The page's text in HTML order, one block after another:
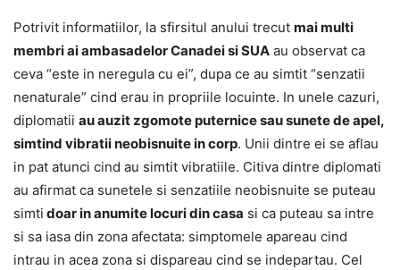
Potrivit informatiilor, la sfirsitul anului trecut mai multi
membri ai ambasadelor Canadei si SUA au observat ca
ceva “este in neregula cu ei”, dupa ce au simtit “senzatii
nenaturale” cind erau in propriile locuinte. In unele cazuri,
diplomatii au auzit zgomote puternice sau sunete de apel,
simtind vibratii neobisnuite in corp. Unii dintre ei se aflau
in pat atunci cind au simtit vibratiile. Citiva dintre diplomati
au afirmat ca sunetele si senzatiile neobisnuite se puteau
simti doar in anumite locuri din casa si ca puteau sa intre
si sa iasa din zona afectata: simptomele apareau cind
intrau in acea zona si dispareau cind se indepartau. Cel